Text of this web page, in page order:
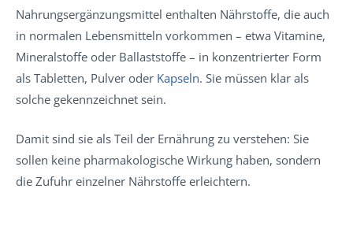
Nahrungsergänzungsmittel enthalten Nährstoffe, die auch
in normalen Lebensmitteln vorkommen – etwa Vitamine,
Mineralstoffe oder Ballaststoffe – in konzentrierter Form
als Tabletten, Pulver oder Kapseln. Sie müssen klar als
solche gekennzeichnet sein.
Damit sind sie als Teil der Ernährung zu verstehen: Sie
sollen keine pharmakologische Wirkung haben, sondern
die Zufuhr einzelner Nährstoffe erleichtern.